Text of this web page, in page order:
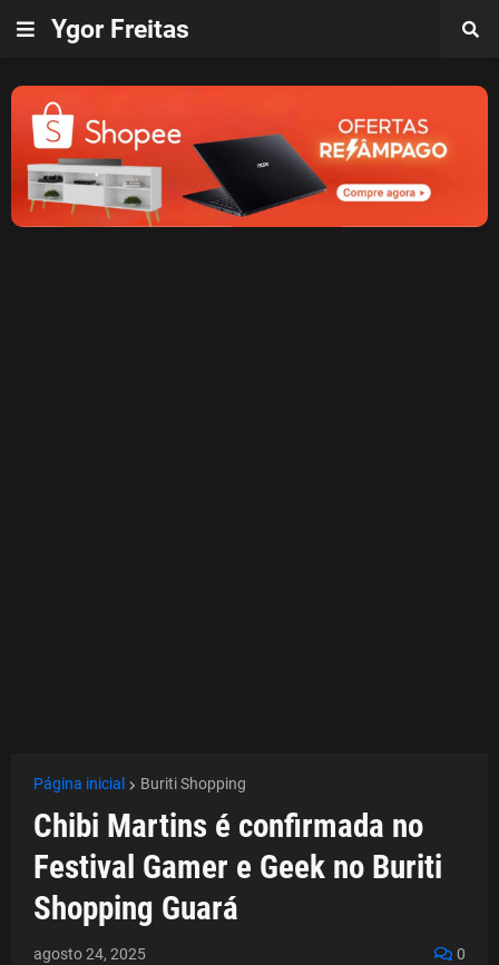
Ygor Freitas
Página inicial Buriti Shopping
Chibi Martins é confirmada no
Festival Gamer e Geek no Buriti
Shopping Guará
agosto 24, 2025 0